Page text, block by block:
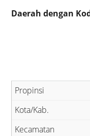
Daerah dengan